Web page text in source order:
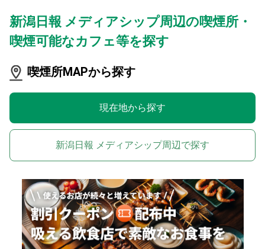
新潟日報 メディアシップ周辺の喫煙所・
喫煙可能なカフェ等を探す
喫煙所MAPから探す
現在地から探す
新潟日報 メディアシップ周辺で探す